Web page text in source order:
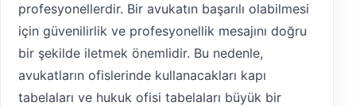
profesyonellerdir. Bir avukatın başarılı olabilmesi
için güvenilirlik ve profesyonellik mesajını doğru
bir şekilde iletmek önemlidir. Bu nedenle,
avukatların ofislerinde kullanacakları kapı
tabelaları ve hukuk ofisi tabelaları büyük bir